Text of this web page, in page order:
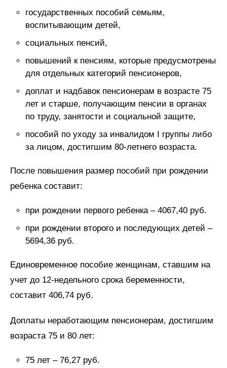
государственных пособий семьям,
воспитывающим детей,
социальных пенсий,
повышений к пенсиям, которые предусмотрены
для отдельных категорий пенсионеров,
доплат и надбавок пенсионерам в возрасте 75
лет и старше, получающим пенсии в органах
по труду, занятости и социальной защите,
пособий по уходу за инвалидом I группы либо
за лицом, достигшим 80-летнего возраста.
После повышения размер пособий при рождении
ребенка составит:
при рождении первого ребенка – 4067,40 руб.
при рождении второго и последующих детей –
5694,36 руб.
Единовременное пособие женщинам, ставшим на
учет до 12-недельного срока беременности,
составит 406,74 руб.
Доплаты неработающим пенсионерам, достигшим
возраста 75 и 80 лет:
75 лет – 76,27 руб.